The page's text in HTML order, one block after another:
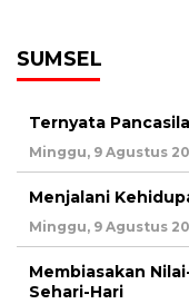
SUMSEL
Ternyata
Minggu, 9 Agustus
Menjalani
Minggu, 9 Agustus
Membiasakan
Sehari-Hari